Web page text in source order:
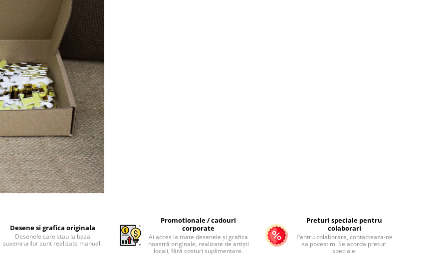
Desene si grafica originala
Desenele care stau la baza
suvenirurilor sunt realizate manual.
Promotionale / cadouri
corporate
Ai acces la toate desenele și grafica
noastră originale, realizate de artiști
locali, fără costuri suplimentare.
Preturi speciale pentru
colaborari
Pentru colaborare, contacteaza-ne
sa povestim. Se acorda preturi
speciale.